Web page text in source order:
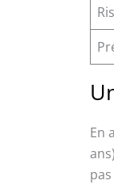
En
pas